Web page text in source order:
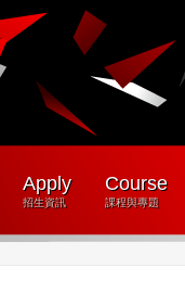
Apply
招生資訊
Course
課程與專題